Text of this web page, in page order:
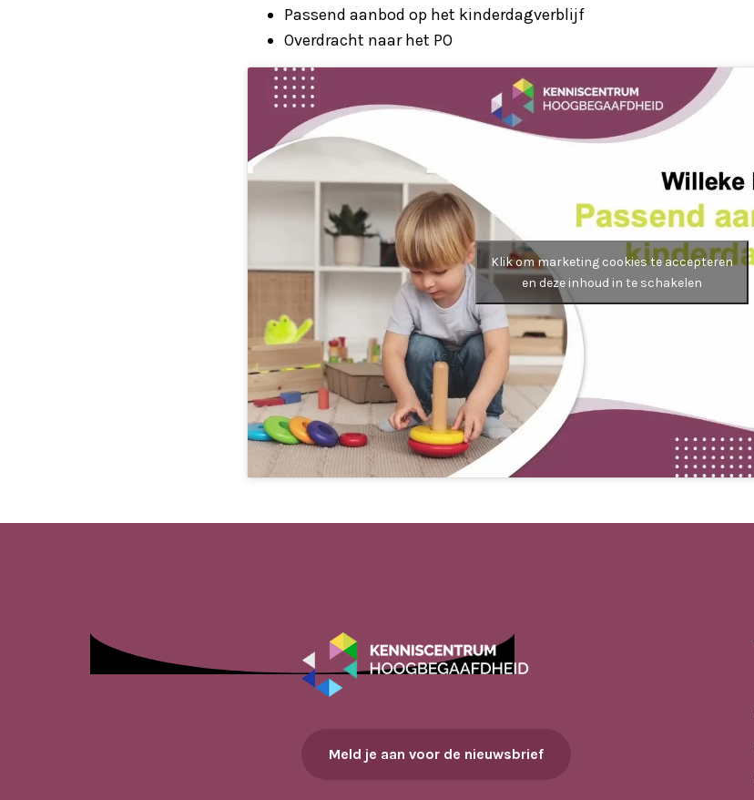
Passend aanbod op het kinderdagverblijf
Overdracht naar het PO
Klik om marketing cookies te accepteren
en deze inhoud in te schakelen
Meld je aan voor de nieuwsbrief